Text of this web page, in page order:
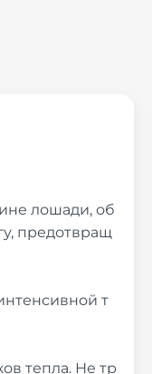
лошади, об
предотвращ
т
тепла. Не тр